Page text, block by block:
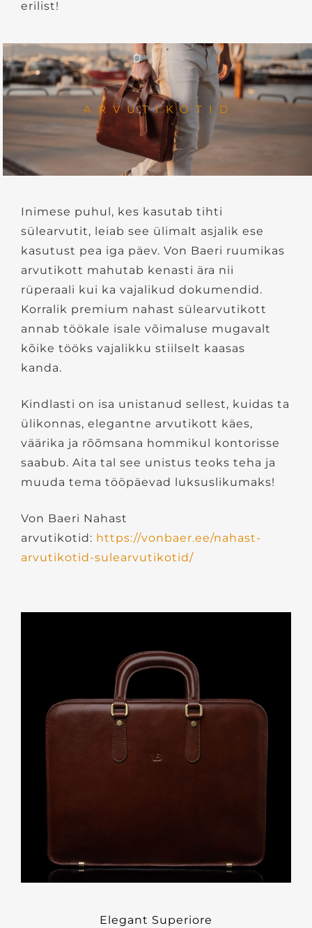
erilist!
ARVUTIKOTID
Inimese puhul, kes kasutab tihti
sülearvutit, leiab see ülimalt asjalik ese
kasutust pea iga päev. Von Baeri ruumikas
arvutikott mahutab kenasti ära nii
rüperaali kui ka vajalikud dokumendid.
Korralik premium nahast sülearvutikott
annab töökale isale võimaluse mugavalt
kõike tööks vajalikku stiilselt kaasas
kanda.
Kindlasti on isa unistanud sellest, kuidas ta
ülikonnas, elegantne arvutikott käes,
väärika ja rõõmsana hommikul kontorisse
saabub. Aita tal see unistus teoks teha ja
muuda tema tööpäevad luksuslikumaks!
Von Baeri Nahast
arvutikotid: https://vonbaer.ee/nahast-
arvutikotid-sulearvutikotid/
Elegant Superiore